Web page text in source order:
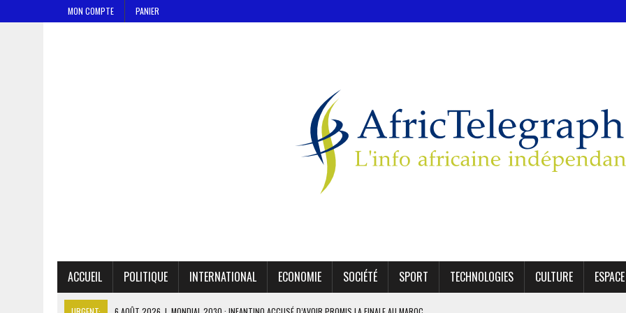
MON COMPTE PANIER
ACCUEIL POLITIQUE INTERNATIONAL ECONOMIE SOCIÉTÉ SPORT TECHNOLOGIES CULTURE